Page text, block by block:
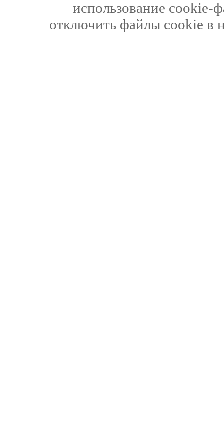
использование cookie-
отключить файлы cookie в